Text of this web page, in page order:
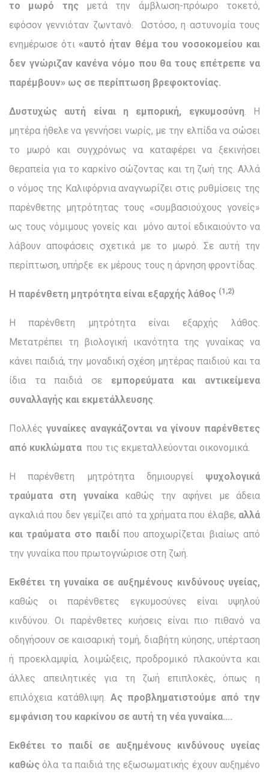
το μωρό της μετά την άμβλωση-πρόωρο τοκετό,
εφόσον γεννιόταν ζωντανό. Ωστόσο, η αστυνομία τους
ενημέρωσε ότι«αυτό ήταν θέμα του νοσοκομείου και
δεν γνώριζαν κανένα νόμο που θα τους επέτρεπε να
παρέμβουν» ως σε περίπτωση βρεφοκτονίας.
Δυστυχώς αυτή είναι η εμπορική, εγκυμοσύνη. Η
μητέρα ήθελε να γεννήσει νωρίς, με την ελπίδα να σώσει
το μωρό και συγχρόνως να καταφέρει να ξεκινήσει
θεραπεία για το καρκίνο σώζοντας και τη ζωή της. Αλλά
ο νόμος της Καλιφόρνια αναγνωρίζει στις ρυθμίσεις της
παρένθετης μητρότητας τους «συμβασιούχους γονείς»
ως τους νόμιμους γονείς και μόνο αυτοί εδικαιούντο να
λάβουν αποφάσεις σχετικά με το μωρό. Σε αυτή την
περίπτωση, υπήρξε εκ μέρους τους η άρνηση φροντίδας.
Η παρένθετη μητρότητα είναι εξαρχής λάθος (1,2)
Η παρένθετη μητρότητα είναι εξαρχής λάθος.
Μετατρέπει τη βιολογική ικανότητα της γυναίκας να
κάνει παιδιά, την μοναδική σχέση μητέρας παιδιού και τα
ίδια τα παιδιά σε εμπορεύματα και αντικείμενα
συναλλαγής και εκμετάλλευσης.
Πολλές γυναίκες αναγκάζονται να γίνουν παρένθετες
από κυκλώματα που τις εκμεταλλεύονται οικονομικά.
Η παρένθετη μητρότητα δημιουργεί ψυχολογικά
τραύματα στη γυναίκακαθώς την αφήνει με άδεια
αγκαλιά που δεν γεμίζει από τα χρήματα που έλαβε, αλλά
και τραύματα στο παιδίπου αποχωρίζεται βιαίως από
την γυναίκα που πρωτογνώρισε στη ζωή.
Εκθέτει τη γυναίκα σε αυξημένους κινδύνους υγείας,
καθώς οι παρένθετες εγκυμοσύνες είναι υψηλού
κινδύνου. Οι παρένθετες κυήσεις είναι πιο πιθανό να
οδηγήσουν σε καισαρική τομή, διαβήτη κύησης, υπέρταση
ή προεκλαμψία, λοιμώξεις, προδρομικό πλακούντα και
άλλες απειλητικές για τη ζωή επιπλοκές, όπως η
επιλόχεια κατάθλιψη. Ας προβληματιστούμε από την
εμφάνιση του καρκίνου σε αυτή τη νέα γυναίκα….
Εκθέτει το παιδί σε αυξημένους κινδύνους υγείας
καθώς όλα τα παιδιά της εξωσωματικής έχουν αυξημένο